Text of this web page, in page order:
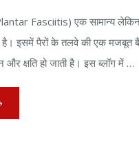
Fasciitis) एक सामान्य लेकिन
है। इसमें पैरों के तलवे की एक मजबूत
क्षति हो जाती है। इस ब्लॉग में …